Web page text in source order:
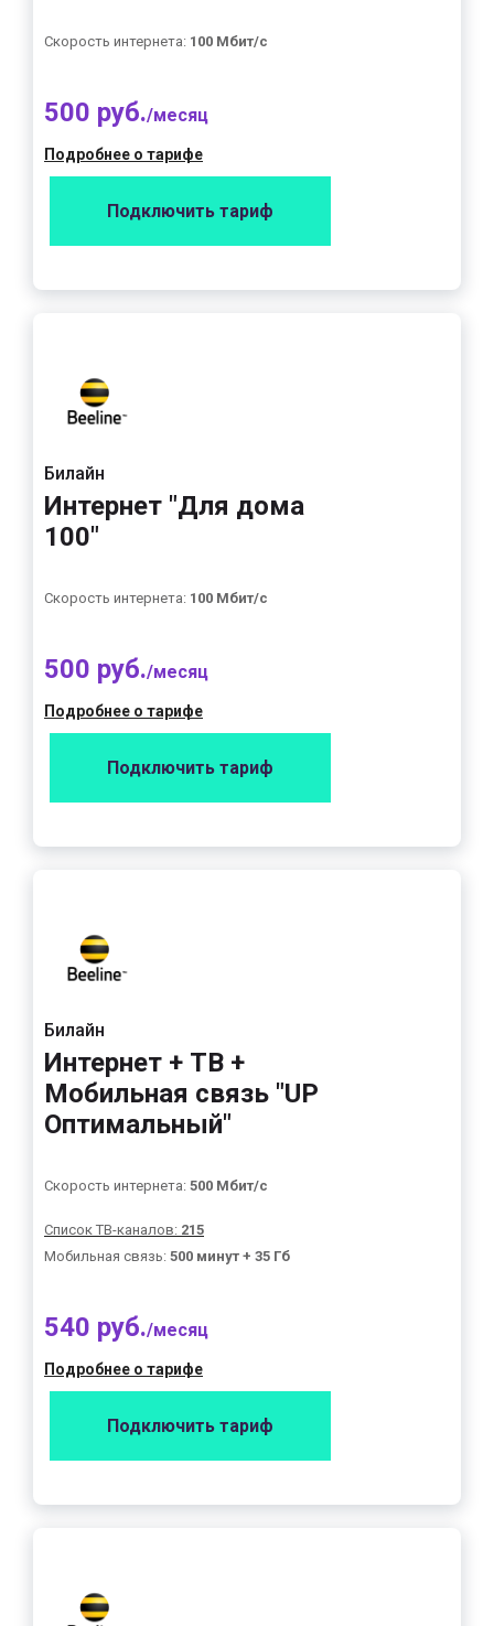
Скорость интернета: 100 Мбит/с
500 руб./месяц
Подробнее о тарифе
Подключить тариф
Билайн
Интернет "Для дома
100"
Скорость интернета: 100 Мбит/с
500 руб./месяц
Подробнее о тарифе
Подключить тариф
Билайн
Интернет + ТВ +
Мобильная связь "UP
Оптимальный"
Скорость интернета: 500 Мбит/с
Список ТВ-каналов: 215
Мобильная связь: 500 минут + 35 Гб
540 руб./месяц
Подробнее о тарифе
Подключить тариф